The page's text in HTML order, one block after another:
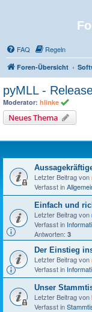
FAQ Regeln
Foren-Übersicht
pyMLL -
Moderator: hlinke
Neues Thema
Letzter Beitrag von
Verfasst in
Einfach und
Letzter Beitrag von
Verfasst in
Antworten: 3
Der Einstieg
Letzter Beitrag von
Verfasst in
Unser
Letzter Beitrag von
Verfasst in